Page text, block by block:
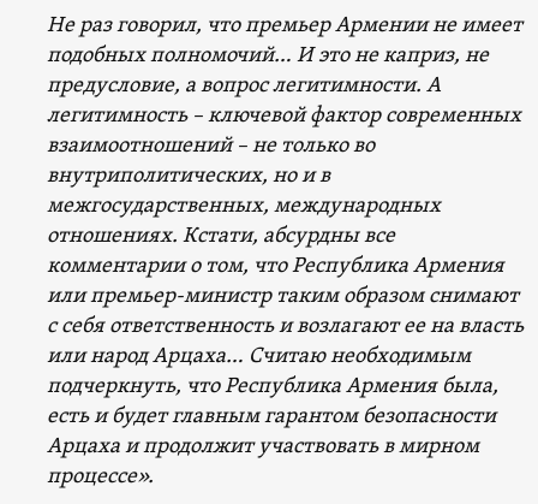
Не раз говорил, что премьер Армении не имеет
подобных полномочий… И это не каприз, не
предусловие, а вопрос легитимности. А
легитимность – ключевой фактор современных
взаимоотношений – не только во
внутриполитических, но и в
межгосударственных, международных
отношениях. Кстати, абсурдны все
комментарии о том, что Республика Армения
или премьер-министр таким образом снимают
с себя ответственность и возлагают ее на власть
или народ Арцаха… Считаю необходимым
подчеркнуть, что Республика Армения была,
есть и будет главным гарантом безопасности
Арцаха и продолжит участвовать в мирном
процессе».